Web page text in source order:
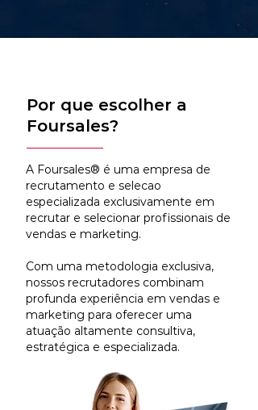
Por que escolher a
Foursales?
A Foursales® é uma empresa de
recrutamento e selecao
especializada exclusivamente em
recrutar e selecionar profissionais de
vendas e marketing.
Com uma metodologia exclusiva,
nossos recrutadores combinam
profunda experiência em vendas e
marketing para oferecer uma
atuação altamente consultiva,
estratégica e especializada.